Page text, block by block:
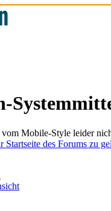
Mobile-Style leider
des Forums zu